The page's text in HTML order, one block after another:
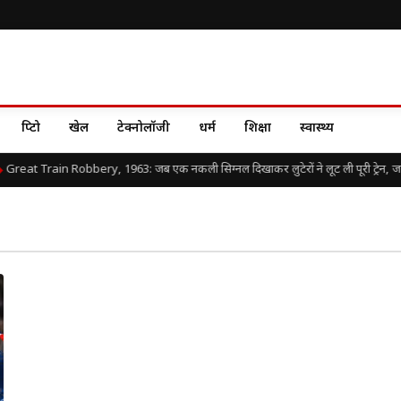
क्रिप्टो खेल टेक्नोलॉजी धर्म शिक्षा स्वास्थ्य
Great Train Robbery, 1963: जब एक नकली सिग्नल दिखाकर लुटेरों ने लूट ली पूरी ट्रेन,